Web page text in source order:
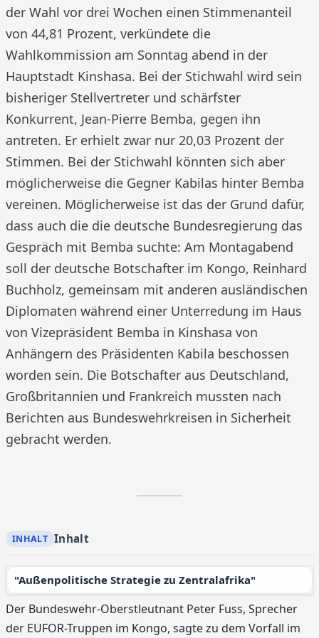
der Wahl vor drei Wochen einen Stimmenanteil
von 44,81 Prozent, verkündete die
Wahlkommission am Sonntag abend in der
Hauptstadt Kinshasa. Bei der Stichwahl wird sein
bisheriger Stellvertreter und schärfster
Konkurrent, Jean-Pierre Bemba, gegen ihn
antreten. Er erhielt zwar nur 20,03 Prozent der
Stimmen. Bei der Stichwahl könnten sich aber
möglicherweise die Gegner Kabilas hinter Bemba
vereinen. Möglicherweise ist das der Grund dafür,
dass auch die die deutsche Bundesregierung das
Gespräch mit Bemba suchte: Am Montagabend
soll der deutsche Botschafter im Kongo, Reinhard
Buchholz, gemeinsam mit anderen ausländischen
Diplomaten während einer Unterredung im Haus
von Vizepräsident Bemba in Kinshasa von
Anhängern des Präsidenten Kabila beschossen
worden sein. Die Botschafter aus Deutschland,
Großbritannien und Frankreich mussten nach
Berichten aus Bundeswehrkreisen in Sicherheit
gebracht werden.
Inhalt
"Außenpolitische Strategie zu Zentralafrika"
Der Bundeswehr-Oberstleutnant Peter Fuss, Sprecher
der EUFOR-Truppen im Kongo, sagte zu dem Vorfall im